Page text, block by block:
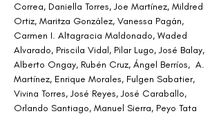
Correa, Daniella Torres, Joe Martínez, Mildred
Ortiz, Maritza González, Vanessa Pagán,
Carmen I. Altagracia Maldonado, Waded
Alvarado, Priscila Vidal, Pilar Lugo, José Balay,
Alberto Ongay, Rubén Cruz, Ángel Berríos,  A.
Martínez, Enrique Morales, Fulgen Sabatier,
Vivina Torres, José Reyes, José Caraballo,
Orlando Santiago, Manuel Sierra, Peyo Tata